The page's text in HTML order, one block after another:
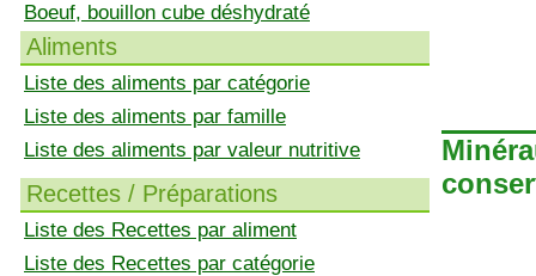
Boeuf, bouillon cube déshydraté
Aliments
Liste des aliments par catégorie
Liste des aliments par famille
Liste des aliments par valeur nutritive
Recettes / Préparations
Liste des Recettes par aliment
Liste des Recettes par catégorie